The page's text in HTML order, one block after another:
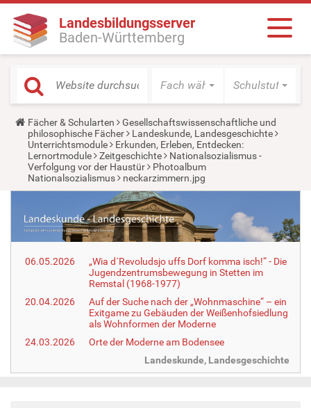
Landesbildungsserver
Baden-Württemberg
Fach wählen Schulstufe
Y
o
u
a
r
e
h
e
:
Fächer & Schularten
Gesellschaftswissenschaftliche und
philosophische Fächer
Landeskunde, Landesgeschichte
Unterrichtsmodule
Erkunden, Erleben, Entdecken:
Lernortmodule
Zeitgeschichte
Nationalsozialismus -
Verfolgung vor der Haustür
Photoalbum
Nationalsozialismus
neckarzimmern.jpg
06.05.2026
„Wia d´Revoludsjo uffs Dorf komma isch!“ - Die
Jugendzentrumsbewegung in Stetten im
Remstal (1968-1977)
20.04.2026
Auf der Suche nach der „Wohnmaschine“ – ein
Exitgame zu Gebäuden der Weißenhofsiedlung
als Wohnformen der Moderne
24.03.2026
Orte der Moderne am Bodensee
Landeskunde, Landesgeschichte